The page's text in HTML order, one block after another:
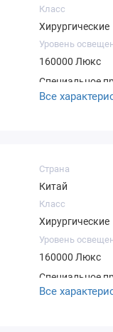
Класс
Хирургические
Уровень
160000 Люкс
Специальное
ценыСкидка на
Все
Страна
Китай
Класс
Хирургические
Уровень
160000 Люкс
Специальное
ценыСкидка
Все